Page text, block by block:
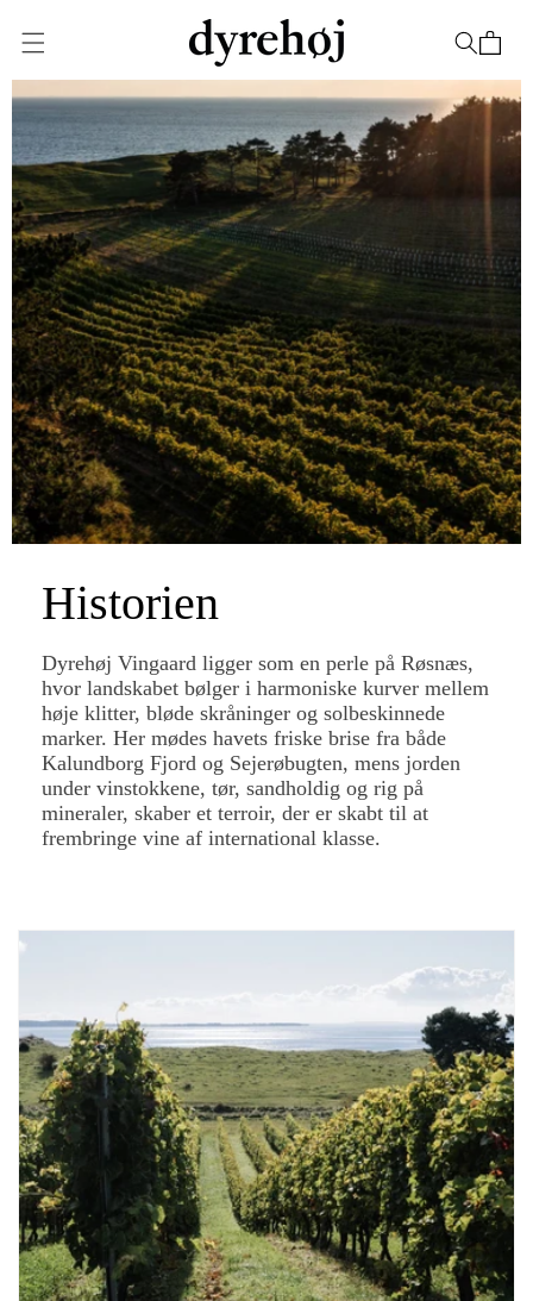
indhold
Indkøbskurv
Historien
Dyrehøj Vingaard ligger som en perle på Røsnæs,
hvor landskabet bølger i harmoniske kurver mellem
høje klitter, bløde skråninger og solbeskinnede
marker. Her mødes havets friske brise fra både
Kalundborg Fjord og Sejerøbugten, mens jorden
under vinstokkene, tør, sandholdig og rig på
mineraler, skaber et terroir, der er skabt til at
frembringe vine af international klasse.